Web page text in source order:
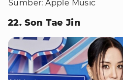
Sumber: Apple Music
22. Son Tae Jin